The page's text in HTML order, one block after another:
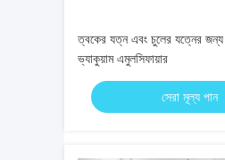
ত্বকের যত্ন এবং চুলের যত্নের জন্য
ভ্যাকুয়াম এমুলসিফায়ার
সেরা মূল্য পান